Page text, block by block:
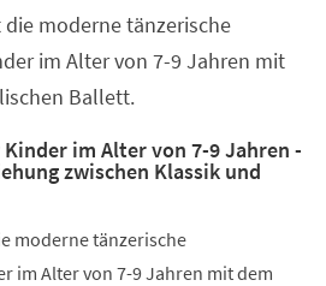
moderne tänzerische
im Alter von 7-9 Jahren mit
Ballett.
im Alter von 7-9 Jahren -
zwischen Klassik und
moderne tänzerische
im Alter von 7-9 Jahren mit dem